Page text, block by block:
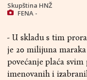
Skupština HNŽ
FENA -
- U skladu s tim
je 20 milijuna
povećanje plaća
imenovanih i